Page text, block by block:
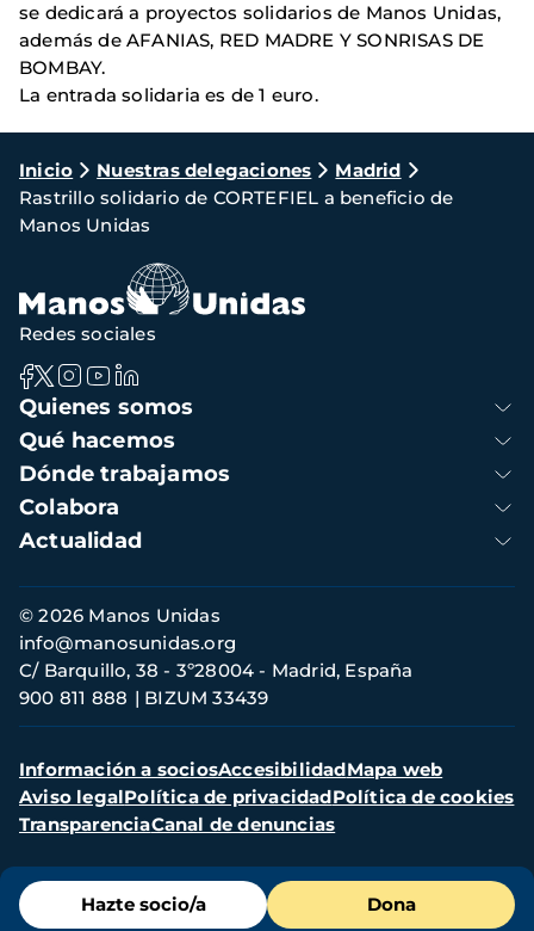
se dedicará a proyectos solidarios de Manos Unidas,
además de AFANIAS, RED MADRE Y SONRISAS DE
BOMBAY.
La entrada solidaria es de 1 euro.
Ruta
de
navegación
Inicio Nuestras delegaciones
Madrid
Rastrillo solidario de CORTEFIEL a beneficio de
Manos Unidas
Menú
de
Hazte socio/a Dona
Navegación
principal
Quienes somos
Qué hacemos
Dónde trabajamos
Colabora
Actualidad
Redes sociales
Información
de
contacto
© 2026 Manos Unidas
C/ Barquillo, 38 - 3º28004 - Madrid, España
900 811 888
BIZUM 33439
info@manosunidas.org
Menú
secundario
Información a sociosAccesibilidadMapa web
Aviso legalPolítica de privacidadPolítica de cookies
TransparenciaCanal de denuncias